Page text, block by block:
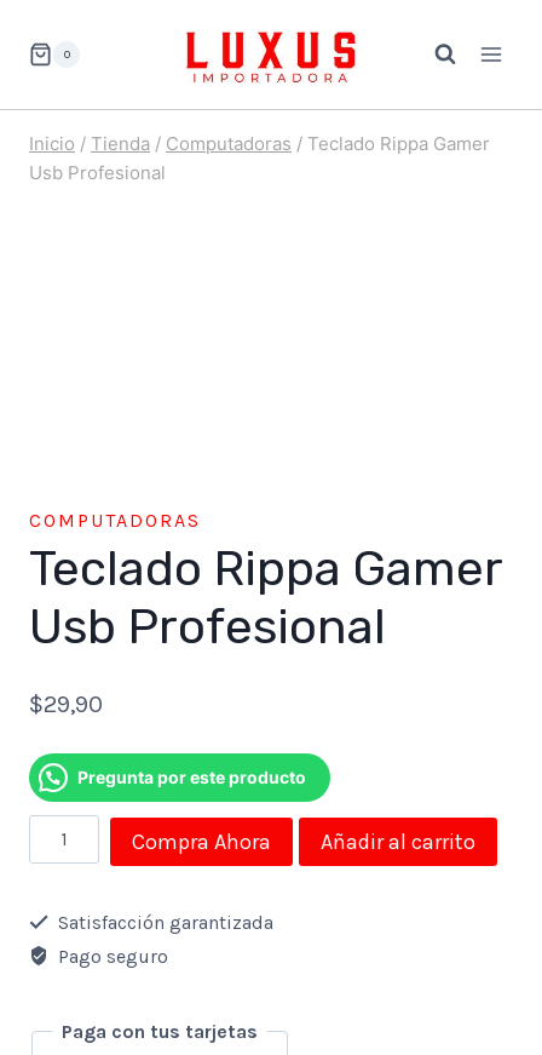
0
Inicio / Tienda / Computadoras / Teclado Rippa Gamer
Usb Profesional
COMPUTADORAS
Teclado Rippa Gamer
Usb Profesional
$29,90
Pregunta por este producto
Teclado
Rippa
Gamer
Usb
cantidad
Compra Ahora Añadir al carrito
Satisfacción garantizada
Pago seguro
Paga con tus tarjetas